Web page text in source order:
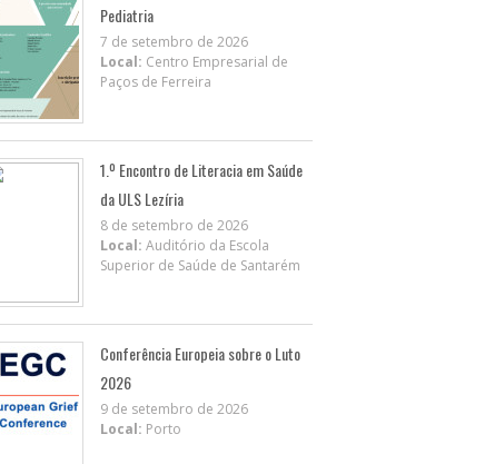
Pediatria
7 de setembro de 2026
Local: Centro Empresarial de
Paços de Ferreira
1.º Encontro de Literacia em Saúde
da ULS Lezíria
8 de setembro de 2026
Local: Auditório da Escola
Superior de Saúde de Santarém
Conferência Europeia sobre o Luto
2026
9 de setembro de 2026
Local: Porto